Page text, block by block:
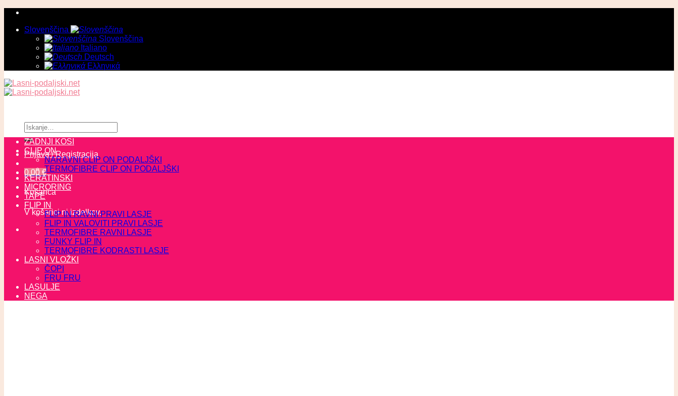
Skoči
vsebinoSlovenščina
Slovenščina
Italiano
Deutsch
Ελληνικά
Išči:
Prijava / Registracija
0,00 €
Košarica
V košarici ni izdelkov.
ZADNJI KOSI
CLIP ON
NARAVNI CLIP ON PODALJŠKI
TERMOFIBRE CLIP ON PODALJŠKI
KERATINSKI
MICRORING
TAPE
FLIP IN
FLIP IN RAVNI PRAVI LASJE
FLIP IN VALOVITI PRAVI LASJE
TERMOFIBRE RAVNI LASJE
FUNKY FLIP IN
TERMOFIBRE KODRASTI LASJE
LASNI VLOŽKI
ČOPI
FRU FRU
LASULJE
NEGA